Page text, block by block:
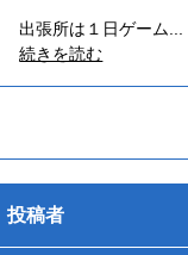
出張所は１日ゲーム
続きを読む
投稿者